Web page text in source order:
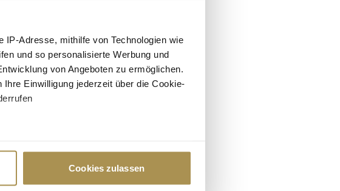
Adresse, mithilfe von Technologien wie
und so personalisierte Werbung und
von Angeboten zu ermöglichen.
Einwilligung jederzeit über die Cookie-
legen Sie Ihre Präferenzen im
Cookies zulassen